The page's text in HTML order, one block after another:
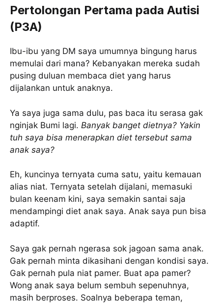
Pertolongan Pertama pada Autisi
(P3A)
Ibu-ibu yang DM saya umumnya bingung harus
memulai dari mana? Kebanyakan mereka sudah
pusing duluan membaca diet yang harus
dijalankan untuk anaknya.
Ya saya juga sama dulu, pas baca itu serasa gak
nginjak Bumi lagi. Banyak banget dietnya? Yakin
tuh saya bisa menerapkan diet tersebut sama
anak saya?
Eh, kuncinya ternyata cuma satu, yaitu kemauan
alias niat. Ternyata setelah dijalani, memasuki
bulan keenam kini, saya semakin santai saja
mendampingi diet anak saya. Anak saya pun bisa
adaptif.
Saya gak pernah ngerasa sok jagoan sama anak.
Gak pernah minta dikasihani dengan kondisi saya.
Gak pernah pula niat pamer. Buat apa pamer?
Wong anak saya belum sembuh sepenuhnya,
masih berproses. Soalnya beberapa teman,